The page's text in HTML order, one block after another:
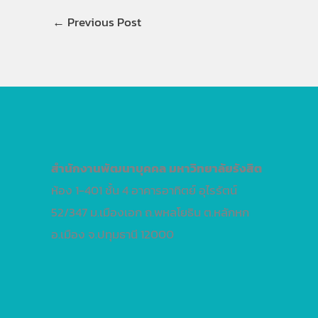
← Previous Post
สำนักงานพัฒนาบุคคลมหาวิทยาลัยรังสิต
ห้อง 1-401 ชั้น 4 อาคารอาทิตย์ อุไรรัตน์
52/347 ม.เมืองเอก ถ.พหลโยธิน ต.หลักหก
อ.เมือง จ.ปทุมธานี 12000